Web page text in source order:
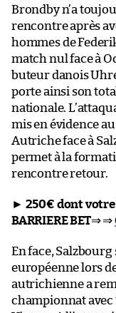
Brondby n’a
rencontre après
hommes de
match nul face à
buteur danois
porte ainsi son
nationale.
mis en évidence
Autriche face à
permet à la
rencontre retour.
► 250€ dont votre
BARRIERE BET⇒ ⇒
En face, Salzbourg
européenne lors
autrichienne a
championnat avec